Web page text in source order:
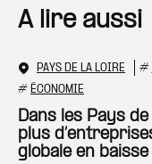
A lire aussi
PAYS DE LA LOIRE #
# ÉCONOMIE
Dans les Pays
plus
globale en baisse